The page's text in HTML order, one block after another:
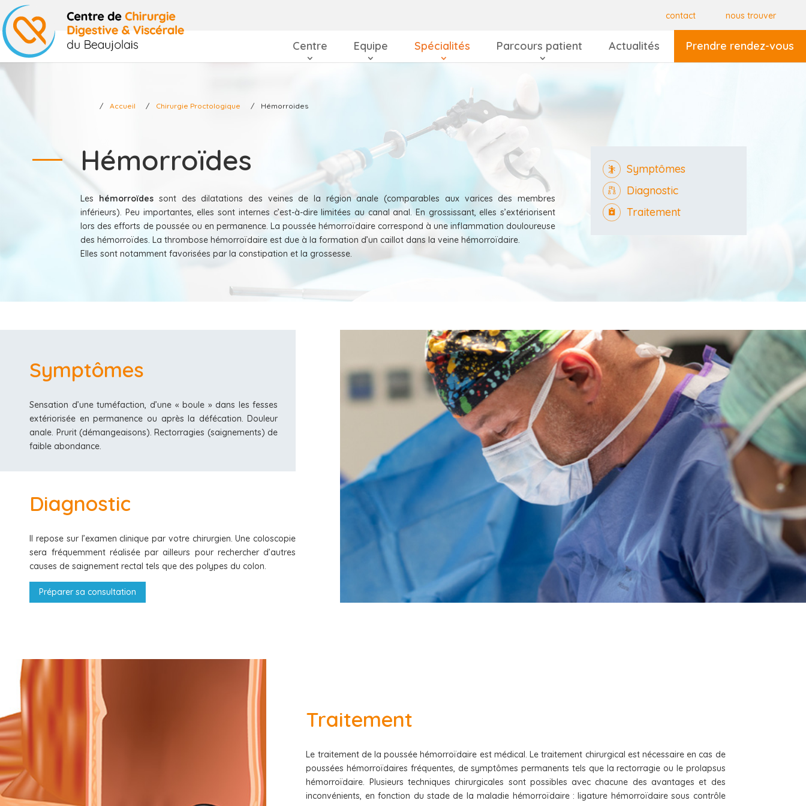
contact nous trouver
Centre Equipe Spécialités Parcours patient Actualités Prendre rendez-vous
Accueil Chirurgie Proctologique Hémorroides
Hémorroïdes
Les hémorroïdes sont des dilatations des veines de la région anale (comparables aux varices des membres
inférieurs). Peu importantes, elles sont internes c’est-à-dire limitées au canal anal. En grossissant, elles s’extériorisent
lors des efforts de poussée ou en permanence. La poussée hémorroïdaire correspond à une inflammation douloureuse
des hémorroïdes. La thrombose hémorroïdaire est due à la formation d’un caillot dans la veine hémorroïdaire.
Elles sont notamment favorisées par la constipation et la grossesse.
Symptômes
Diagnostic
Traitement
Symptômes
Sensation d’une tuméfaction, d’une « boule » dans les fesses
extériorisée en permanence ou après la défécation. Douleur
anale. Prurit (démangeaisons). Rectorragies (saignements) de
faible abondance.
Diagnostic
Il repose sur l’examen clinique par votre chirurgien. Une coloscopie
sera fréquemment réalisée par ailleurs pour rechercher d’autres
causes de saignement rectal tels que des polypes du colon.
Préparer sa consultation
Traitement
Le traitement de la poussée hémorroïdaire est médical. Le traitement chirurgical est nécessaire en cas de
poussées hémorroïdaires fréquentes, de symptômes permanents tels que la rectorragie ou le prolapsus
hémorroïdaire. Plusieurs techniques chirurgicales sont possibles avec chacune des avantages et des
inconvénients, en fonction du stade de la maladie hémorroïdaire : ligature hémorroïdaire sous contrôle